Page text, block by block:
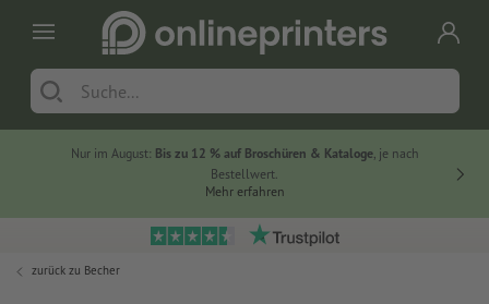
Nur im August: Bis zu 12 % auf Broschüren & Kataloge, je nach
Bestellwert.
Mehr erfahren
zurück zu Becher